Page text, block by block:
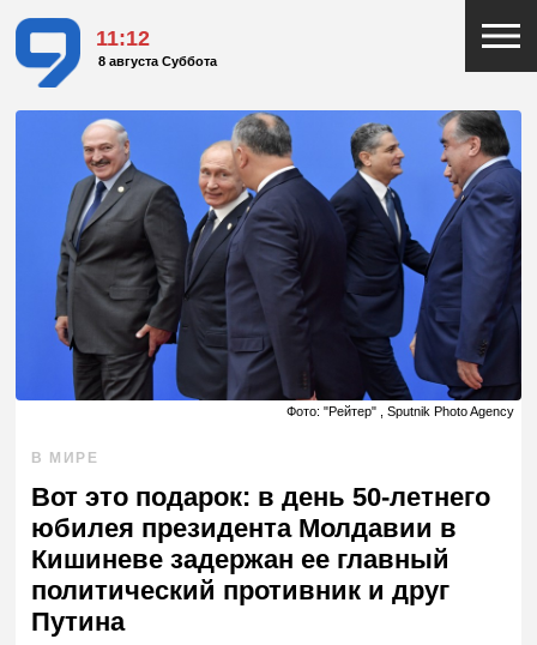
11:12
8 августа Суббота
Фото: "Рейтер" , Sputnik Photo Agency
В МИРЕ
Вот это подарок: в день 50-летнего
юбилея президента Молдавии в
Кишиневе задержан ее главный
политический противник и друг
Путина